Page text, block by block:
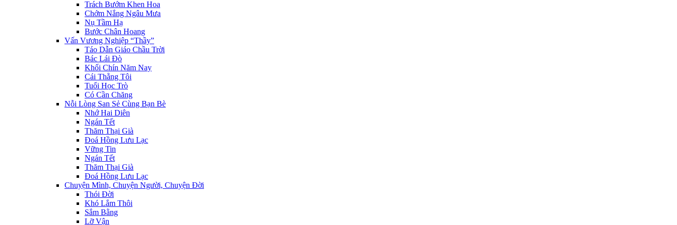
Trách Bướm Khen Hoa
Chớm Nắng Ngâu Mưa
Nụ Tầm Hạ
Bước Chân Hoang
Vấn Vương Nghiệp “Thầy”
Táo Dẫn Giáo Chầu Trời
Bác Lái Đò
Khối Chín Năm Nay
Cái Thằng Tôi
Tuổi Học Trò
Có Cần Chăng
Nỗi Lòng San Sẻ Cùng Bạn Bè
Nhớ Hai Diên
Ngán Tết
Thăm Thại Già
Đoá Hồng Lưu Lạc
Vững Tin
Ngán Tết
Thăm Thại Già
Đoá Hồng Lưu Lạc
Chuyện Mình, Chuyện Người, Chuyện Đời
Thói Đời
Khó Lắm Thôi
Sắm Bằng
Lỡ Vận